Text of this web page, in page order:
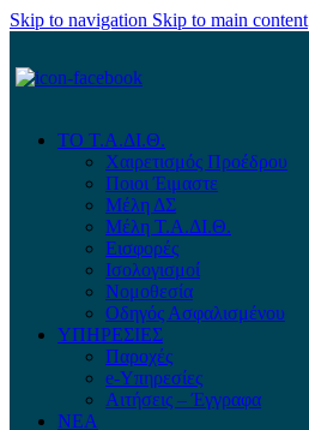
Skip to navigation Skip to main content
ΤΟ Τ.Α.ΔΙ.Θ.
Χαιρετισμός Προέδρου
Ποιοι Έιμαστε
Μέλη ΔΣ
Μέλη Τ.Α.ΔΙ.Θ.
Εισφορές
Ισολογισμοί
Νομοθεσία
Οδηγός Ασφαλισμένου
ΥΠΗΡΕΣΙΕΣ
Παροχές
e-Yπηρεσίες
Αιτήσεις – Έγγραφα
ΝΕΑ